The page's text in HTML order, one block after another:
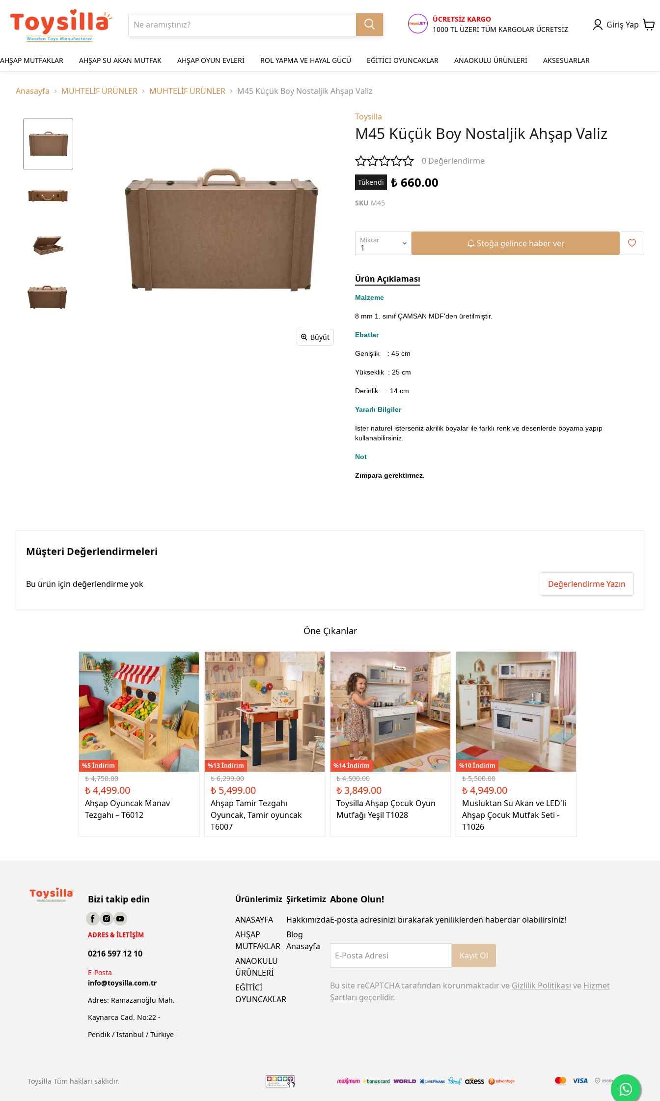
ÜCRETSİZ KARGO
1000 TL ÜZERİ TÜM KARGOLAR ÜCRETSİZ
Giriş Yap
AHŞAP MUTFAKLAR AHŞAP SU AKAN MUTFAK AHŞAP OYUN EVLERİ ROL YAPMA VE HAYAL GÜCÜ EĞİTİCİ OYUNCAKLAR ANAOKULU ÜRÜNLERİ AKSESUARLAR
Anasayfa MUHTELİF ÜRÜNLER MUHTELİF ÜRÜNLER M45 Küçük Boy Nostaljik Ahşap Valiz
Büyüt
Toysilla
M45 Küçük Boy Nostaljik Ahşap Valiz
0 Değerlendirme
Tükendi ₺ 660.00
SKU M45
Miktar Stoğa gelince haber ver
Ürün Açıklaması
Malzeme
8 mm 1. sınıf ÇAMSAN MDF'den üretilmiştir.
Ebatlar
Genişlik : 45cm
Yükseklik : 25 cm
Derinlik : 14 cm
Yararlı Bilgiler
İster naturel isterseniz akrilik boyalar ile farklı renk ve desenlerde boyama yapıp
kullanabilirsiniz.
Not
Zımpara gerektirmez.
Müşteri Değerlendirmeleri
Bu ürün için değerlendirme yok Değerlendirme Yazın
Öne Çıkanlar
%5 İndirim
₺ 4,750.00
₺ 4,499.00
Ahşap Oyuncak Manav
Tezgahı – T6012
%13 İndirim
₺ 6,299.00
₺ 5,499.00
Ahşap Tamir Tezgahı
Oyuncak, Tamir oyuncak
T6007
%14 İndirim
₺ 4,500.00
₺ 3,849.00
Toysilla Ahşap Çocuk Oyun
Mutfağı Yeşil T1028
%10 İndirim
₺ 5,500.00
₺ 4,949.00
Musluktan Su Akan ve LED'li
Ahşap Çocuk Mutfak Seti -
T1026
Bizi takip edin
ADRES & İLETİŞİM
0216 597 12 10
E-Posta
info@toysilla.com.tr
Adres: Ramazanoğlu Mah.
Kaynarca Cad. No:22 -
Pendik / İstanbul / Türkiye
Ürünlerimiz
ANASAYFA
AHŞAP
MUTFAKLAR
ANAOKULU
ÜRÜNLERİ
EĞİTİCİ
OYUNCAKLAR
Şirketimiz
Hakkımızda
Blog
Anasayfa
Abone Olun!
E-posta adresinizi bırakarak yeniliklerden haberdar olabilirsiniz!
E-Posta Adresi Kayıt Ol
Bu site reCAPTCHA tarafından korunmaktadır ve Gizlilik Politikası ve Hizmet
Şartları geçerlidir.
Toysilla Tüm hakları saklıdır.